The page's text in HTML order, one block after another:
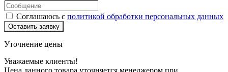
Соглашаюсь с политикой обработки персональных данных
Оставить заявку
Уточнение цены
Уважаемые клиенты!
Цена данного товара уточняется менеджером при